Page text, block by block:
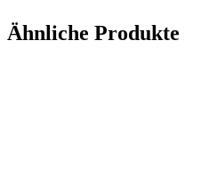
Ähnliche Produkte